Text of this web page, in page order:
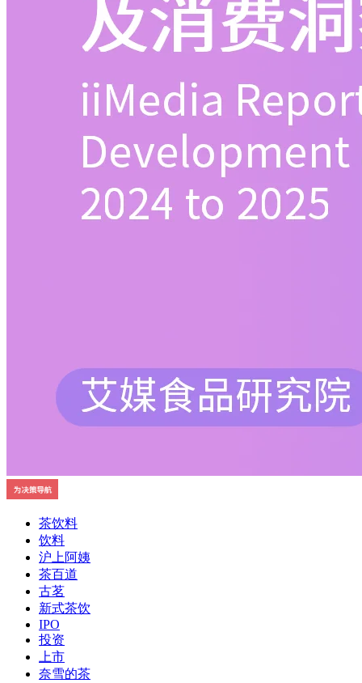
茶饮料
饮料
沪上阿姨
茶百道
古茗
新式茶饮
IPO
投资
上市
奈雪的茶